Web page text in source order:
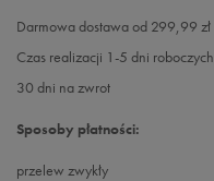
Darmowa dostawa od 299,99 zł
Czas realizacji 1-5 dni roboczych
30 dni na zwrot
Sposoby płatności:
przelew zwykły